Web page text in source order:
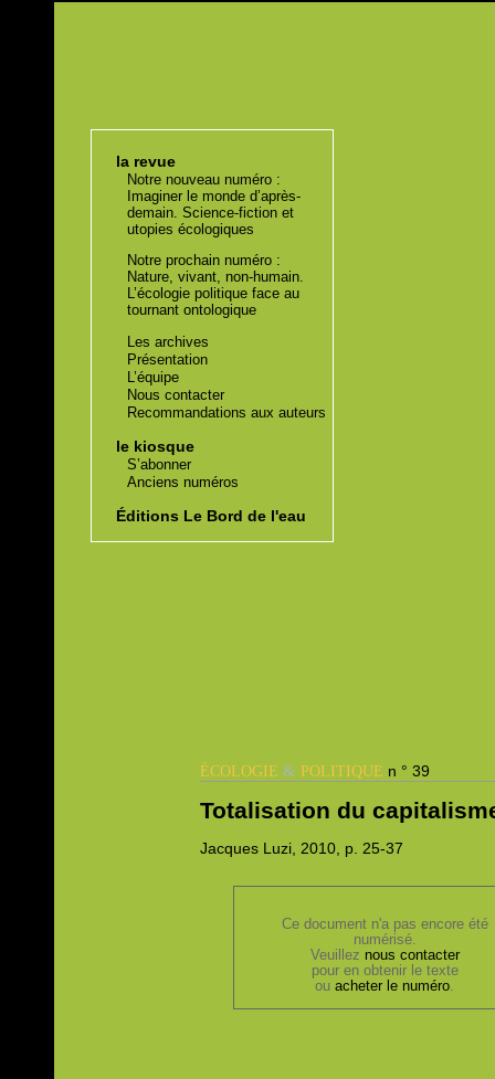
la revue
Notre nouveau numéro :
Imaginer le monde d’après-
demain. Science-fiction et
utopies écologiques
Notre prochain numéro :
Nature, vivant, non-humain.
L’écologie politique face au
tournant ontologique
Les archives
Présentation
L’équipe
Nous contacter
Recommandations aux auteurs
le kiosque
S’abonner
Anciens numéros
Éditions Le Bord de l'eau
ÉCOLOGIE& POLITIQUE n ° 39
Totalisation du
Jacques Luzi, 2010, p. 25-37
Ce document n'a pas encore été
numérisé.
Veuillez nous contacter
pour en obtenir le texte
ouacheter le numéro.